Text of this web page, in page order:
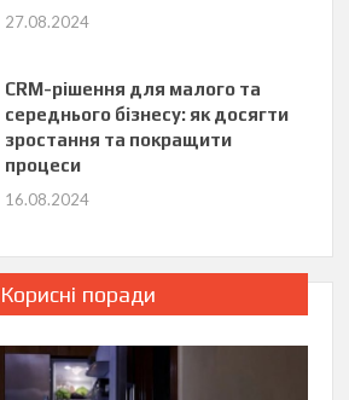
27.08.2024
CRM-рішення для малого та
середнього бізнесу: як досягти
зростання та покращити
процеси
16.08.2024
Корисні поради